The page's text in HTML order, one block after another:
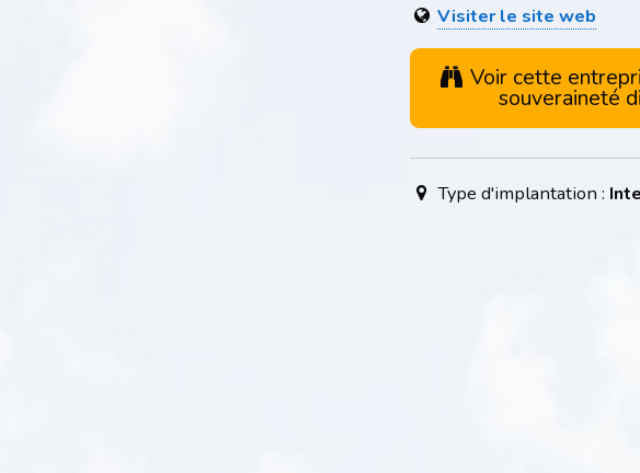
Visiter le site web
Voir cette
souveraineté
Type d'implantation :